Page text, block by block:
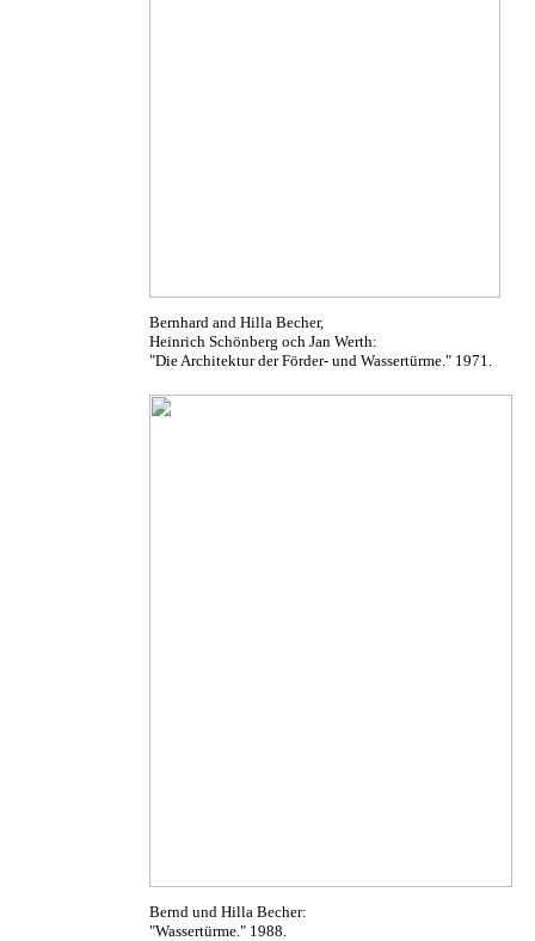
Bernhard and Hilla Becher,
Heinrich Schönberg och Jan Werth:
"Die Architektur der Förder- und Wassertürme." 1971.
Bernd und Hilla Becher:
"Wassertürme." 1988.